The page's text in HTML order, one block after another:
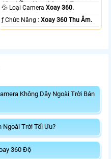
10m Hồng Ngoại Smart IR.
💦 Loại CameraXoay 360.
️ƒ Chức Năng :Xoay 360 Thu Âm.
Không Dây Ngoài Trời Bán
Ngoài Trời Tối Ưu?
360 Độ